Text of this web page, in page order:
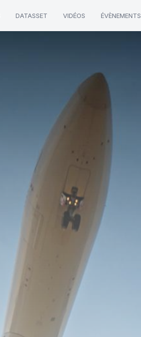
DATASSET VIDÉOS ÉVÈNEMENTS